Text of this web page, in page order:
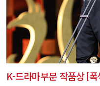
K-드라마부문 작품상 [